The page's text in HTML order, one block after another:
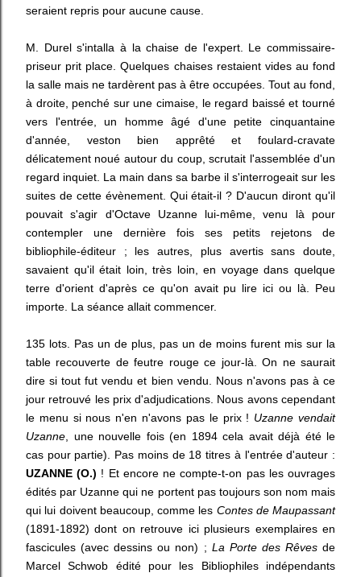
seraient repris pour aucune cause.
M. Durel s'intalla à la chaise de l'expert. Le commissaire-
priseur prit place. Quelques chaises restaient vides au fond
la salle mais ne tardèrent pas à être occupées. Tout au fond,
à droite, penché sur une cimaise, le regard baissé et tourné
vers l'entrée, un homme âgé d'une petite cinquantaine
d'année, veston bien apprêté et foulard-cravate
délicatement noué autour du coup, scrutait l'assemblée d'un
regard inquiet. La main dans sa barbe il s'interrogeait sur les
suites de cette évènement. Qui était-il ? D'aucun diront qu'il
pouvait s'agir d'Octave Uzanne lui-même, venu là pour
contempler une dernière fois ses petits rejetons de
bibliophile-éditeur ; les autres, plus avertis sans doute,
savaient qu'il était loin, très loin, en voyage dans quelque
terre d'orient d'après ce qu'on avait pu lire ici ou là. Peu
importe. La séance allait commencer.
135 lots. Pas un de plus, pas un de moins furent mis sur la
table recouverte de feutre rouge ce jour-là. On ne saurait
dire si tout fut vendu et bien vendu. Nous n'avons pas à ce
jour retrouvé les prix d'adjudications. Nous avons cependant
le menu si nous n'en n'avons pas le prix ! Uzanne vendait
Uzanne, une nouvelle fois (en 1894 cela avait déjà été le
cas pour partie). Pas moins de 18 titres à l'entrée d'auteur :
UZANNE (O.) ! Et encore ne compte-t-on pas les ouvrages
édités par Uzanne qui ne portent pas toujours son nom mais
qui lui doivent beaucoup, comme les Contes de Maupassant
(1891-1892) dont on retrouve ici plusieurs exemplaires en
fascicules (avec dessins ou non) ; La Porte des Rêvesde
Marcel Schwob édité pour les Bibliophiles indépendants